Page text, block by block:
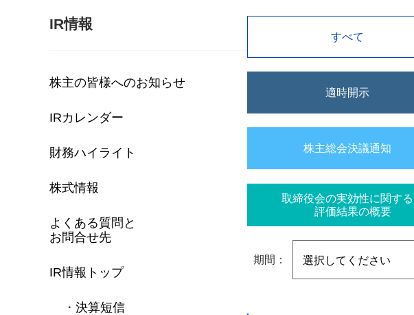
IR情報
株主の皆様へのお知らせ
IRカレンダー
財務ハイライト
株式情報
よくある質問と
お問合せ先
IR情報トップ
決算短信
すべて
適時開示
株主総会決議通知
取締役会の実効性に関する
評価結果の概要
期間：